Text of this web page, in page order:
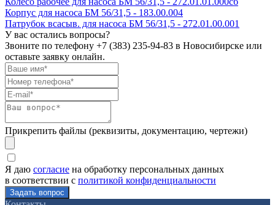
Корпус для насоса БМ 56/31,5 - 183.00.004
Патрубок всасыв. для насоса БМ 56/31,5 - 272.01.00.001
У вас остались вопросы?
Звоните по телефону +7 (383) 235-94-83 в Новосибирске или
оставьте заявку онлайн.
Прикрепить файлы (реквизиты, документацию, чертежи)
Я даю согласие на обработку персональных данных
в соответствии с политикой конфиденциальности